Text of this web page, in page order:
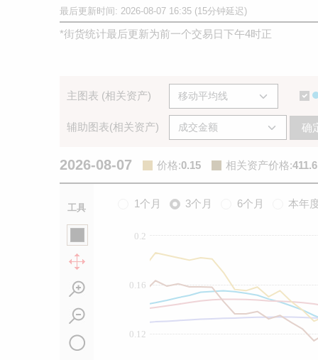
最后更新时间: 2026-08-07 16:35 (15分钟延迟)
*街货统计最后更新为前一个交易日下午4时正
主图表 (相关资产)
辅助图表(相关资产) 确
2026-08-07 价格:0.15 相关资产价格:411.6
工具 1个月 3个月 6个月 本年
0.16
0.12
0.2